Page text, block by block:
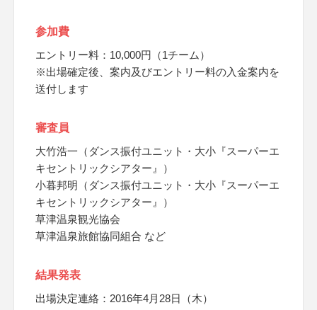
参加費
エントリー料：10,000円（1チーム）
※出場確定後、案内及びエントリー料の入金案内を
送付します
審査員
大竹浩一（ダンス振付ユニット・大小『スーパーエ
キセントリックシアター』）
小暮邦明（ダンス振付ユニット・大小『スーパーエ
キセントリックシアター』）
草津温泉観光協会
草津温泉旅館協同組合 など
結果発表
出場決定連絡：2016年4月28日（木）